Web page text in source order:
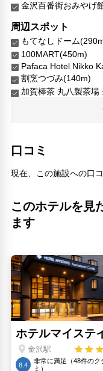
金沢百番街おみやげ
周辺スポット
もてなしドーム
100MART(450m)
Pafaca Hotel Nikko
割烹つづみ(140m)
加賀棒茶 丸八製茶
箔一 金沢駅百番街店
花嫁のれん観光列車
かなまる酒店(110m)
金沢百番街
金沢駅(350m)
鼓門(270m)
人気スポット
兼六園(1.78km)
妙立寺(2.24km)
東山旧市街(1.46km)
武家屋敷跡 野村家
ひがし茶屋街
口コミ
現在、この施設への口
このホテルを見
ます